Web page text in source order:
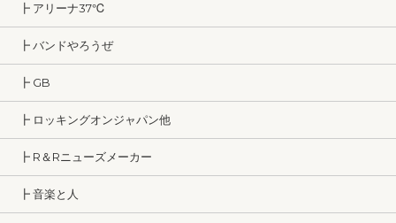
┣ アリーナ37℃
┣ バンドやろうぜ
┣ GB
┣ ロッキングオンジャパン他
┣ R＆Rニューズメーカー
┣ 音楽と人